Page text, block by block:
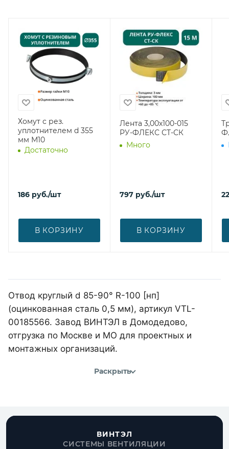
Хомут с рез.
уплотнителем d 355
мм М10
Достаточно
186 руб./шт
В КОРЗИНУ
Лента 3,00х100-015
РУ-ФЛЕКС СТ-СК
Много
797 руб./шт
В КОРЗИНУ
Отвод круглый d 85-90° R-100 [нп]
(оцинкованная сталь 0,5 мм), артикул VTL-
00185566. Завод ВИНТЭЛ в Домодедово,
отгрузка по Москве и МО для проектных и
монтажных организаций.
Раскрыть
ВИНТЭЛ
СИСТЕМЫ ВЕНТИЛЯЦИИ